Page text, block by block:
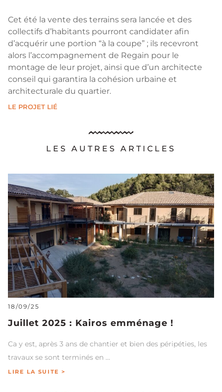
Cet été la vente des terrains sera lancée et des
collectifs d’habitants pourront candidater afin
d’acquérir une portion “à la coupe” ; ils recevront
alors l’accompagnement de Regain pour le
montage de leur projet, ainsi que d’un architecte
conseil qui garantira la cohésion urbaine et
architecturale du quartier.
LE PROJET LIÉ
LES AUTRES ARTICLES
18/09/25
Juillet 2025 : Kairos emménage !
Ca y est, après 3 ans de chantier et bien des péripéties, les
travaux se sont terminés en …
LIRE LA SUITE >